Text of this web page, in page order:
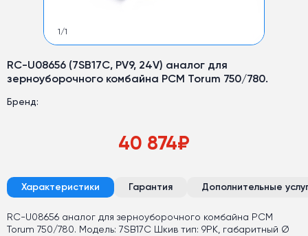
1 /1
RC-U08656 (7SB17С, PV9, 24V) аналог для
зерноуборочного комбайна РСМ Torum 750/780.
Бренд:
40 874₽
Характеристики Гарантия Дополнительные
RC-U08656 аналог для зерноуборочного комбайна РСМ
Torum 750/780. Модель: 7SB17С Шкив тип: 9PK, габаритный Ø